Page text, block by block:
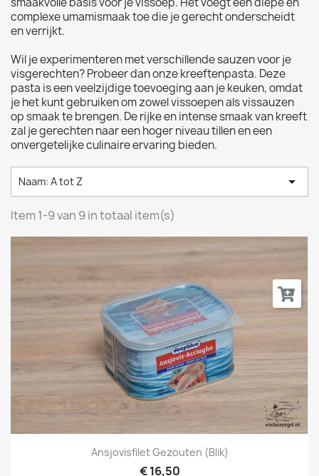
complexe umamismaak toe die je gerecht onderscheidt
en verrijkt.
Wil je experimenteren met verschillende sauzen voor je
visgerechten? Probeer dan onze kreeftenpasta. Deze
pasta is een veelzijdige toevoeging aan je keuken, omdat
je het kunt gebruiken om zowel vissoepen als vissauzen
op smaak te brengen. De rijke en intense smaak van kreeft
zal je gerechten naar een hoger niveau tillen en een
onvergetelijke culinaire ervaring bieden.
Naam: A tot Z 
Item 1-9 van 9 in totaal item(s)
Ansjovisfilet Gezouten (blik)
€ 16,50